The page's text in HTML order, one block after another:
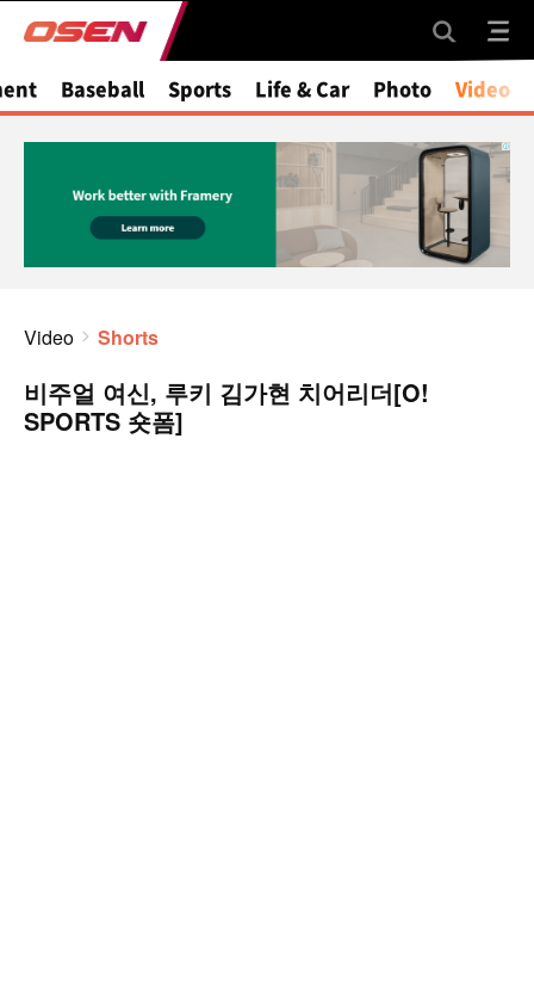
Baseball Sports Life & Car Photo Video
Video Shorts
비주얼 여신, 루키 김가현 치어리더[O!
SPORTS 숏폼]